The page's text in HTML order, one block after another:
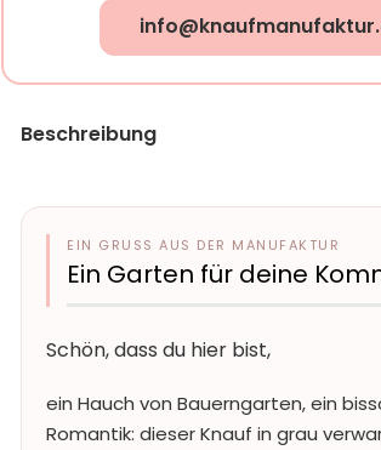
Beschreibung
EIN GRUSS AUS DER MANUFAKTUR
Ein Garten für deine
Schön, dass du hier bist,
ein Hauch von Bauerngarten, ein
Romantik: dieser Knauf in grau